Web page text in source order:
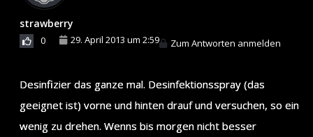
strawberry
0 29. April 2013 um 2:59 Zum Antworten anmelden
Desinfizier das ganze mal. Desinfektionsspray (das
geeignet ist) vorne und hinten drauf und versuchen, so ein
wenig zu drehen. Wenns bis morgen nicht besser